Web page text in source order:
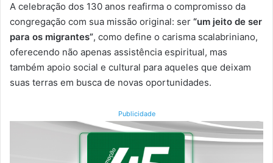
A celebração dos 130 anos reafirma o compromisso da
congregação com sua missão original: ser “um jeito de ser
para os migrantes”, como define o carisma scalabriniano,
oferecendo não apenas assistência espiritual, mas
também apoio social e cultural para aqueles que deixam
suas terras em busca de novas oportunidades.
Publicidade